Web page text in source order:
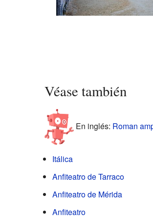
Panorámica desde la
Véase también
En inglés: Roman
Itálica
Anfiteatro de Tarraco
Anfiteatro de Mérida
Anfiteatro